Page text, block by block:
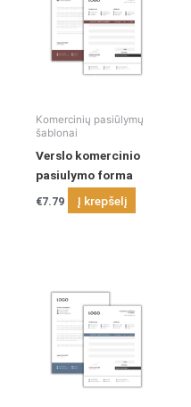
Komercinių pasiūlymų
šablonai
Verslo komercinio
pasiulymo forma
€7.79 Į krepšelį